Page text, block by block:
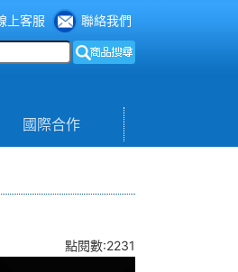
上客服 聯絡我們
國際合作
點閱數:2231